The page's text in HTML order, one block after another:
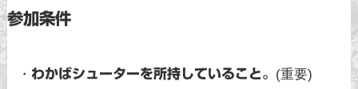
参加条件
・わかばシューターを所持していること。 (重要)